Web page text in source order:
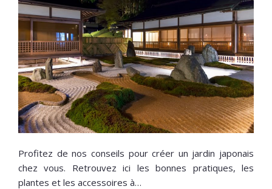
Profitez de nos conseils pour créer un jardin japonais
chez vous. Retrouvez ici les bonnes pratiques, les
plantes et les accessoires à…